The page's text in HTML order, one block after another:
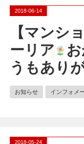
2018-06-14
【マンシ
ーリア
うもあり
お知らせ インフォメ
2018-05-24